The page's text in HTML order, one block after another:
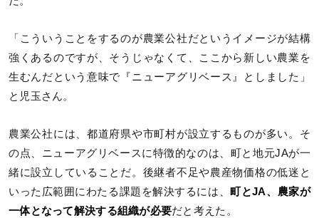
「こういうことをするのが農業公社だというイメージが結構
強くあるのですが、そうじゃなくて、ここから新しい農業を
生むんだという意味で『ニューアグリベース』としました」
と児玉さん。
農業公社には、都道府県や市町村が設立するものが多い。そ
の点、ニューアグリベースに特徴的なのは、町と地元JAが一
緒に設立していることだ。後継者不足や農産物価格の低迷と
いった広範囲にわたる課題を解決するには、 町とJA、農家が
一体となって解決する組織が必要だと考えた。